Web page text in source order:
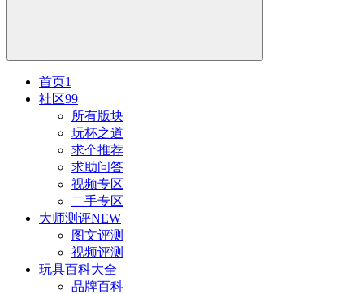
首页1
社区99
所有版块
玩杯之道
求个推荐
求助问答
视频专区
二手专区
大师测评NEW
图文评测
视频评测
玩具百科大全
品牌百科